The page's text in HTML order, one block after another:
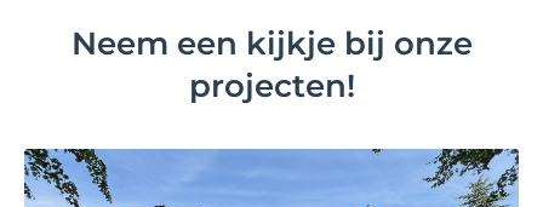
Neem een kijkje bij onze
projecten!